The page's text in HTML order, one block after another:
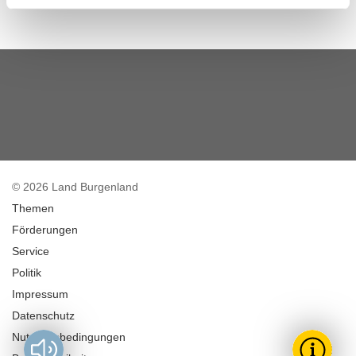
Vorlesen?
© 2026 Land Burgenland
Themen
Förderungen
Service
Politik
Impressum
Datenschutz
Nutzungsbedingungen
Toggle